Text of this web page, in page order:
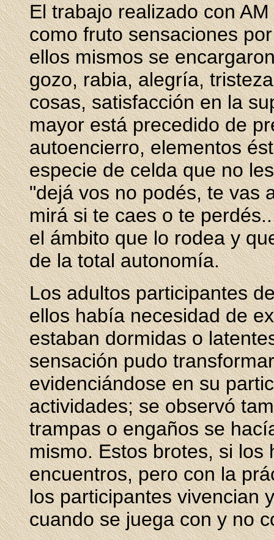
El trabajo realizado con
como fruto sensaciones
ellos mismos se
gozo, rabia, alegría,
cosas, satisfacción en la
mayor está precedido de
autoencierro, elementos
especie de celda que no
"dejá vos no podés, te vas
mirá si te caes o te
el ámbito que lo rodea y
de la total autonomía.
Los adultos participantes
ellos había necesidad de
estaban dormidas o
sensación pudo
evidenciándose en su
actividades; se observó
trampas o engaños se
mismo. Estos brotes, si los
encuentros, pero con la
los participantes vivencian
cuando se juega con y no